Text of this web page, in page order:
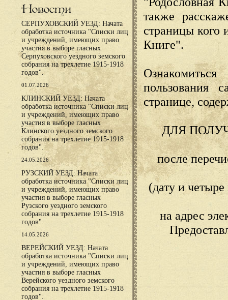
Новости
СЕРПУХОВСКИЙ УЕЗД: Начата
обработка источника "Списки лиц
и учреждений, имеющих право
участия в выборе гласных
Серпуховского уездного земского
собрания на трехлетие 1915-1918
годов".
01.07.2026
КЛИНСКИЙ УЕЗД: Начата
обработка источника "Списки лиц
и учреждений, имеющих право
участия в выборе гласных
Клинского уездного земского
собрания на трехлетие 1915-1918
годов".
24.05.2026
РУЗСКИЙ УЕЗД: Начата
обработка источника "Списки лиц
и учреждений, имеющих право
участия в выборе гласных
Рузского уездного земского
собрания на трехлетие 1915-1918
годов".
14.05.2026
ВЕРЕЙСКИЙ УЕЗД: Начата
обработка источника "Списки лиц
и учреждений, имеющих право
участия в выборе гласных
Верейского уездного земского
собрания на трехлетие 1915-1918
годов".
также
страницы кого
Книге".
пользования
странице,
ДЛЯ
после
(дату и
на адрес